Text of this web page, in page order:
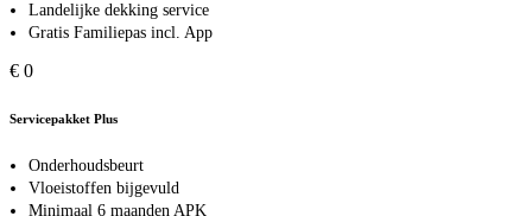
Landelijke dekking service
Gratis Familiepas incl. App
€ 0
Servicepakket Plus
Onderhoudsbeurt
Vloeistoffen bijgevuld
Minimaal 6 maanden APK